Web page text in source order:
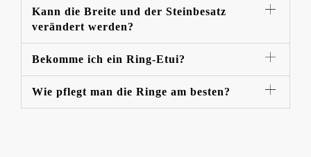
Kann die Breite und der Steinbesatz
verändert werden?
Bekomme ich ein Ring-Etui?
Wie pflegt man die Ringe am besten?